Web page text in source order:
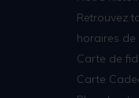
Retrouvez
horaires
Carte de
Carte